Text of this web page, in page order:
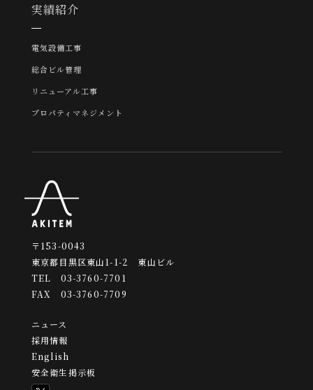
実績紹介
電気設備工事
総合ビル管理
リニューアル工事
プロパティマネジメント
〒153-0043
東京都目黒区東山1-1-2 東山ビル
TEL 03-3760-7701
FAX 03-3760-7709
ニュース
採用情報
English
安全衛生掲示板